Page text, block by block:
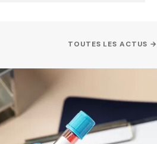
TOUTES LES ACTUS →